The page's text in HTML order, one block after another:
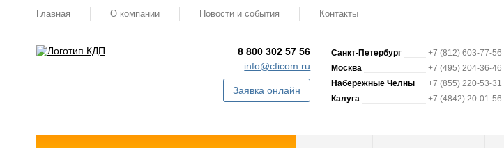
Главная О компании Новости и события Контакты
8 800 302 57 56
info@cficom.ru
Заявка онлайн
Санкт-Петербург
+7 (812) 603-77-56
Москва
+7 (495) 204-36-46
Набережные Челны
+7 (855) 220-53-31
Калуга
+7 (4842) 20-01-56